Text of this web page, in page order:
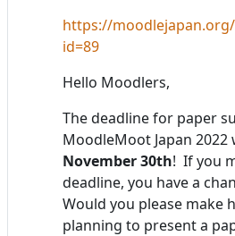
https://
id=89
Hello Moodlers,
The deadline for paper
MoodleMoot Japan 2022
November 30th! If you
deadline, you have a
Would you please make
planning to present a